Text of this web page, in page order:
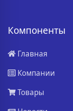
Компоненты
Главная
Компании
Товары